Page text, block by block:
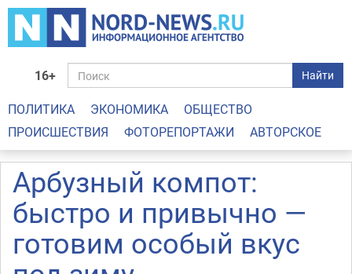
16+ Найти
ПОЛИТИКА ЭКОНОМИКА
ОБЩЕСТВО
ПРОИСШЕСТВИЯ
ФОТОРЕПОРТАЖИ АВТОРСКОЕ
Арбузный компот:
быстро и привычно —
готовим особый вкус